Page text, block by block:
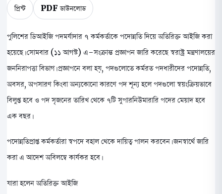
প্রিন্ট PDF ডাউনলোড
পুলিশের ডিআইজি পদমর্যাদার ৭ কর্মকর্তাকে পদোন্নতি দিয়ে অতিরিক্ত আইজি করা
হয়েছে। সোমবার (১১ আগস্ট) এ-সংক্রান্ত প্রজ্ঞাপন জারি করেছে স্বরাষ্ট্র মন্ত্রণালয়ের
জননিরাপত্তা বিভাগ। প্রজ্ঞাপনে বলা হয়, পদগুলোতে কর্মরত পদধারীদের পদোন্নতি,
অবসর, অপসারণ কিংবা অন্যকোনো কারণে পদ শূন্য হলে পদগুলো স্বয়ংক্রিয়ভাবে
বিলুপ্ত হবে ও পদ সৃজনের তারিখ থেকে ৭টি সুপারনিউমারারি পদের মেয়াদ হবে
এক বছর।
পদোন্নতিপ্রাপ্ত কর্মকর্তারা স্বপদে বহাল থেকে দায়িত্ব পালন করবেন। জনস্বার্থে জারি
করা এ আদেশ অবিলম্বে কার্যকর হবে।
যারা হলেন অতিরিক্ত আইজি